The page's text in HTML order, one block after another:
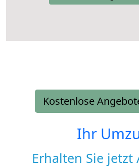
Kostenlose
Ihr
Erhalten Sie jetzt